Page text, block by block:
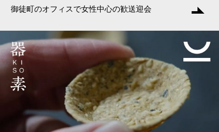
御徒町のオフィスで女性中心の歓送迎会